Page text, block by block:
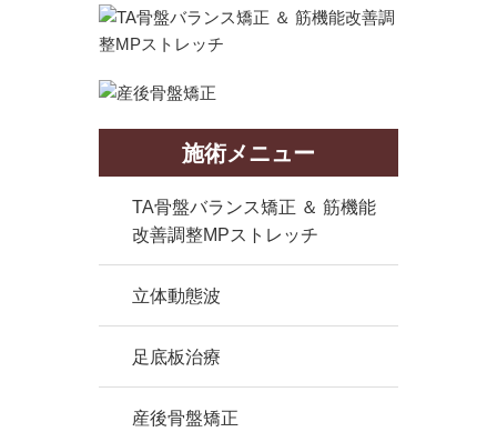
施術メニュー
TA骨盤バランス矯正 ＆ 筋機能
改善調整MPストレッチ
立体動態波
足底板治療
産後骨盤矯正